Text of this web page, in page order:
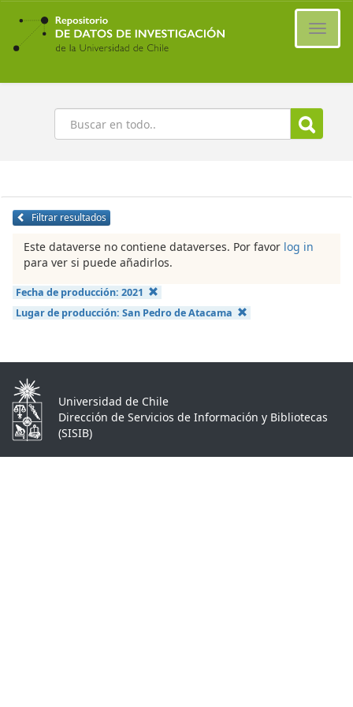
Ir
contenido
principal
Buscar
Filtrar resultados
Este dataverse no contiene dataverses. Por favor log in
para ver si puede añadirlos.
Fecha de producción: 2021
Lugar de producción: San Pedro de Atacama
Universidad de Chile
Dirección de Servicios de Información y Bibliotecas
(SISIB)